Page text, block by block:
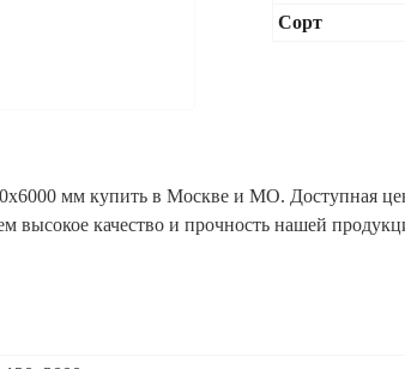
Сорт
мм купить в Москве и МО. Доступная
высокое качество и прочность нашей